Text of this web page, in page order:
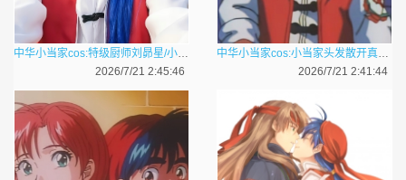
2026/7/21 2:45:46
2026/7/21 2:41:44